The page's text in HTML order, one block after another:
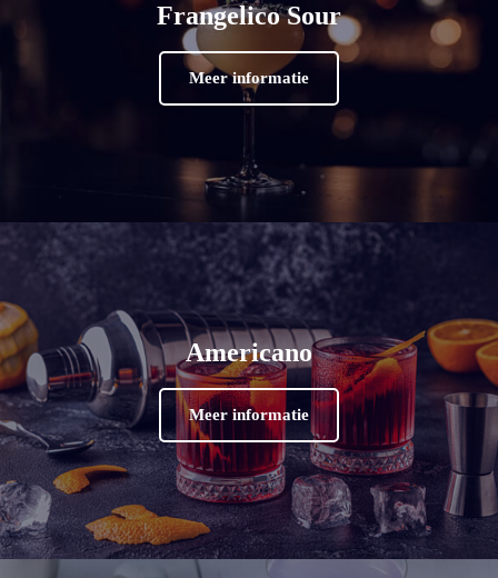
Frangelico Sour
Meer informatie
Americano
Meer informatie